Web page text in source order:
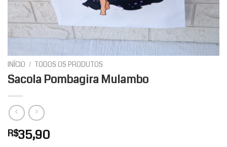
INÍCIO / TODOS OS PRODUTOS
Sacola Pombagira Mulambo
R$35,90